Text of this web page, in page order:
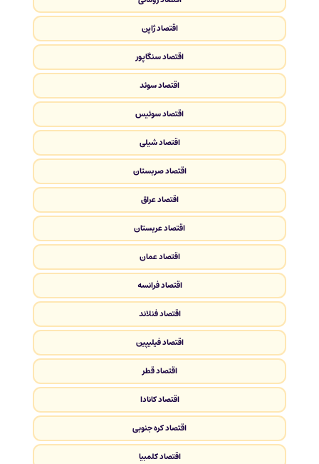
اقتصاد ژاپن
اقتصاد سنگاپور
اقتصاد سوئد
اقتصاد سوئیس
اقتصاد شیلی
اقتصاد صربستان
اقتصاد عراق
اقتصاد عربستان
اقتصاد عمان
اقتصاد فرانسه
اقتصاد فنلاند
اقتصاد فیلیپین
اقتصاد قطر
اقتصاد کانادا
اقتصاد کره جنوبی
اقتصاد کلمبیا